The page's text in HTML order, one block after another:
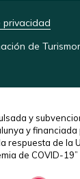
privacidad
de
y
y financiada
respuesta de la
de COVID-19”